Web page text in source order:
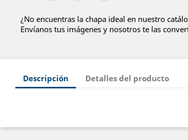
¿No encuentras la chapa ideal en nuestro
Envíanos tus imágenes y nosotros te las
Descripción Detalles del producto